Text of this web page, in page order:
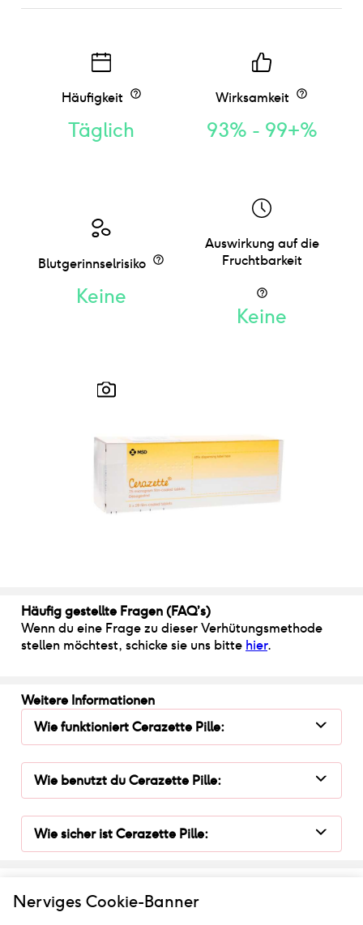
Häufigkeit
Täglich
Wirksamkeit
93% - 99+%
Blutgerinnselrisiko
Keine
Auswirkung auf die
Fruchtbarkeit
Keine
Häufig gestellte Fragen (FAQ’s)
Wenn du eine Frage zu dieser Verhütungsmethode
stellen möchtest, schicke sie uns bitte hier.
Weitere Informationen
Wie funktioniertCerazette Pille:
Wie benutzt duCerazette Pille:
Wie sicher istCerazette Pille:
Diese Informationen wurden von unserer englischen
Webseite, die von unserem medizinischen Team
Nerviges Cookie-Banner